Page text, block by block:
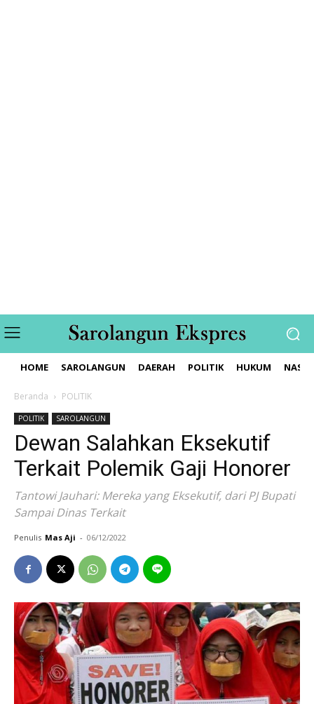
HOME SAROLANGUN DAERAH POLITIK HUKUM
Beranda POLITIK
POLITIK SAROLANGUN
Dewan Salahkan Eksekutif
Terkait Polemik Gaji Honorer
Tantowi Jauhari: Mereka yang Eksekutif, dari PJ Bupati
Sampai Dinas Terkait
Penulis Mas Aji - 06/12/2022